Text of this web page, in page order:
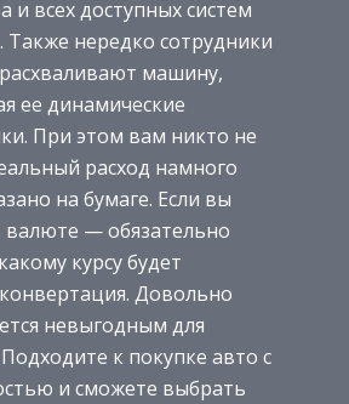
и всех доступных систем
Также нередко сотрудники
машину,
ее динамические
При этом вам никто не
расход намного
на бумаге. Если вы
— обязательно
курсу будет
Довольно
невыгодным для
к покупке авто с
и сможете выбрать